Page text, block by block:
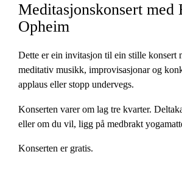
Meditasjonskonsert med
Opheim
Dette er ein invitasjon til ein stille konsert
meditativ musikk, improvisasjonar og
applaus eller stopp undervegs.
Konserten varer om lag tre kvarter.
eller om du vil, ligg på medbrakt
Konserten er gratis.